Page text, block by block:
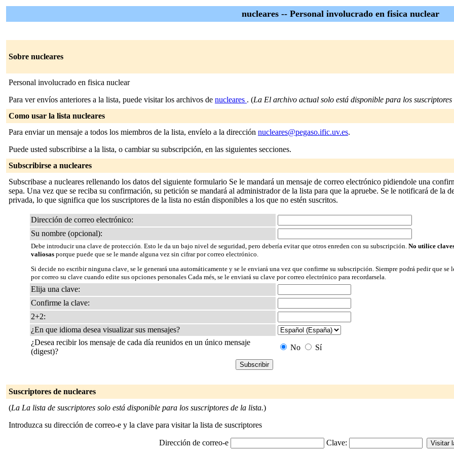
nucleares -- Personal involucrado en fisica nuclear
Sobre nucleares
Personal involucrado en fisica nuclear
Para ver envíos anteriores a la lista, puede visitar los archivos de nucleares . (La El archivo actual solo está disponible para los suscriptores
Como usar la lista nucleares
Para enviar un mensaje a todos los miembros de la lista, envíelo a la dirección nucleares@pegaso.ific.uv.es.
Puede usted subscribirse a la lista, o cambiar su subscripción, en las siguientes secciones.
Subscribirse a nucleares
Subscribase a nucleares rellenando los datos del siguiente formulario Se le mandará un mensaje de correo electrónico pidiendole una
sepa. Una vez que se reciba su confirmación, su petición se mandará al administrador de la lista para que la apruebe. Se le notificará de la
privada, lo que significa que los suscriptores de la lista no están disponibles a los que no estén suscritos.
Dirección de correo electrónico:
Su nombre (opcional):
Debe introducir una clave de protección. Esto le da un bajo nivel de seguridad, pero debería evitar que otros enreden con su subscripción. No utilice
valiosas porque puede que se le mande alguna vez sin cifrar por correo electrónico.
Si decide no escribir ninguna clave, se le generará una automáticamente y se le enviará una vez que confirme su subscripción. Siempre podrá pedir que se
por correo su clave cuando edite sus opciones personales Cada més, se le enviará su clave por correo electrónico para recordarsela.
Elija una clave:
Confirme la clave:
2+2:
¿En que idioma desea visualizar sus mensajes?
¿Desea recibir los mensaje de cada día reunidos en un único mensaje
(digest)?
No Sí
Suscriptores de nucleares
(La La lista de suscriptores solo está disponible para los suscriptores de la lista.)
Introduzca su dirección de correo-e y la clave para visitar la lista de suscriptores
Dirección de correo-e Clave: